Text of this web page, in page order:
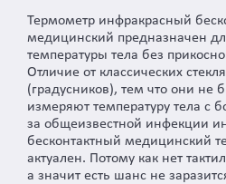
Термометр инфракрасный
медицинский предназначен
температуры тела без
Отличие от классических
(градусников), тем что они не
измеряют температуру тела с
за общеизвестной инфекции
бесконтактный медицинский
актуален. Потому как нет
а значит есть шанс не